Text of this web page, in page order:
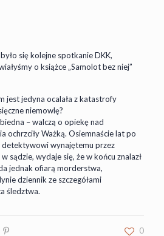
się kolejne spotkanie DKK,
o książce „Samolot bez niej”
jest jedyna ocalała z katastrofy
niemowlę?
– walczą o opiekę nad
ochrzciły Ważką. Osiemnaście lat po
wynajętemu przez
sądzie, wydaje się, że w końcu znalazł
jednak ofiarą morderstwa,
dziennik ze szczegółami
śledztwa.
0